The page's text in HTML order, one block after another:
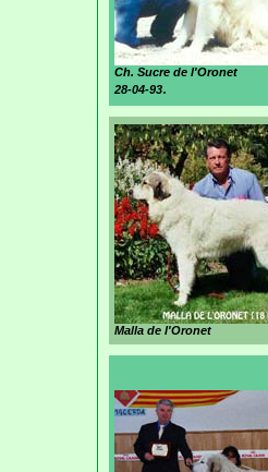
Ch. Sucre de l'Oronet
28-04-93.
Malla de l'Oronet